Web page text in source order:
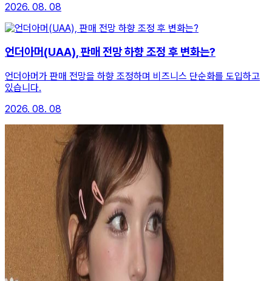
2026. 08. 08
언더아머(UAA), 판매 전망 하향 조정 후 변화는?
언더아머가 판매 전망을 하향 조정하며 비즈니스 단순화를 도입하고
있습니다.
2026. 08. 08